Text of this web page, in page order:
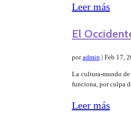
Leer más
El
poradmin| Feb 17,
La cultura-mundo
funciona, por culpa
Leer más